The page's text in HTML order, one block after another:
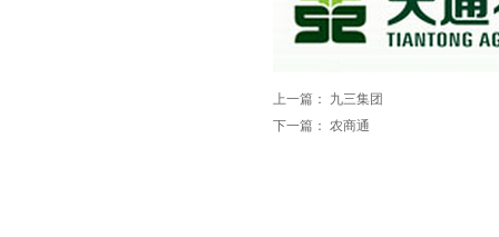
上一篇： 九三集团
下一篇： 农商通